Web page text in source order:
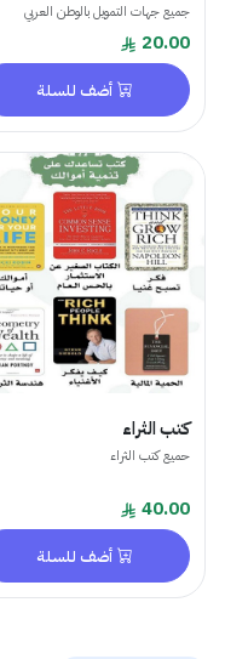
جميع جهات التمويل بالوطن العربي
20.00
أضف للسلة
كتب الثراء
حميع كتب الثراء
40.00
أضف للسلة